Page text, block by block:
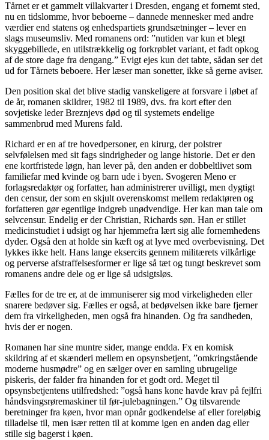
Tårnet er et gammelt villakvarter i Dresden, engang et fornemt sted,
nu en tidslomme, hvor beboerne – dannede mennesker med andre
værdier end statens og enhedspartiets grundsætninger – lever en
slags museumsliv. Med romanens ord: ”nutiden var kun et blegt
skyggebillede, en utilstrækkelig og forkrøblet variant, et fadt opkog
af de store dage fra dengang.” Evigt ejes kun det tabte, sådan ser det
ud for Tårnets beboere. Her læser man sonetter, ikke så gerne aviser.
Den position skal det blive stadig vanskeligere at forsvare i løbet af
de år, romanen skildrer, 1982 til 1989, dvs. fra kort efter den
sovjetiske leder Breznjevs død og til systemets endelige
sammenbrud med Murens fald.
Richard er en af tre hovedpersoner, en kirurg, der polstrer
selvfølelsen med sit fags sindrigheder og lange historie. Det er den
ene kortfristede løgn, han lever på, den anden er dobbeltlivet som
familiefar med kvinde og barn ude i byen. Svogeren Meno er
forlagsredaktør og forfatter, han administrerer uvilligt, men dygtigt
den censur, der som en skjult overenskomst mellem redaktøren og
forfatteren gør egentlige indgreb unødvendige. Her kan man tale om
selvcensur. Endelig er der Christian, Richards søn. Han er stillet
medicinstudiet i udsigt og har hjemmefra lært sig alle fornemhedens
dyder. Også den at holde sin kæft og at lyve med overbevisning. Det
lykkes ikke helt. Hans lange eksercits gennem militærets vilkårlige
og perverse afstraffelsesformer er lige så tæt og tungt beskrevet som
romanens andre dele og er lige så udsigtsløs.
Fælles for de tre er, at de immuniserer sig mod virkeligheden eller
snarere bedøver sig. Fælles er også, at bedøvelsen ikke bare fjerner
dem fra virkeligheden, men også fra hinanden. Og fra sandheden,
hvis der er nogen.
Romanen har sine muntre sider, mange endda. Fx en komisk
skildring af et skænderi mellem en opsynsbetjent, ”omkringstående
moderne husmødre” og en sælger over en samling ubrugelige
piskeris, der falder fra hinanden for et godt ord. Meget til
opsynsbetjentens utilfredshed: ”også hans kone havde krav på fejlfri
håndsvingsrøremaskiner til før-julebagningen.” Og tilsvarende
beretninger fra køen, hvor man opnår godkendelse af eller foreløbig
tilladelse til, men især retten til at komme igen en anden dag eller
stille sig bagerst i køen.